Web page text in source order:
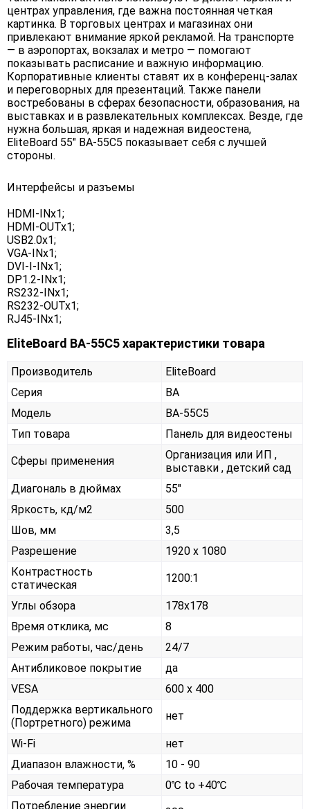
центрах управления, где важна постоянная четкая
картинка. В торговых центрах и магазинах они
привлекают внимание яркой рекламой. На транспорте
— в аэропортах, вокзалах и метро — помогают
показывать расписание и важную информацию.
Корпоративные клиенты ставят их в конференц-залах
и переговорных для презентаций. Также панели
востребованы в сферах безопасности, образования, на
выставках и в развлекательных комплексах. Везде, где
нужна большая, яркая и надежная видеостена,
EliteBoard 55" BA-55C5 показывает себя с лучшей
стороны.
Интерфейсы и разъемы
HDMI-INx1;
HDMI-OUTx1;
USB2.0x1;
VGA-INx1;
DVI-I-INx1;
DP1.2-INx1;
RS232-INx1;
RS232-OUTx1;
RJ45-INx1;
EliteBoard BA-55C5 характеристики товара
Производитель
EliteBoard
Серия
BA
Модель
BA-55C5
Тип товара
Панель для видеостены
Сферы применения
Организация или ИП ,
выставки , детский сад
Диагональ в дюймах
55"
Яркость, кд/м2
500
Шов, мм
3,5
Разрешение
1920 x 1080
Контрастность
статическая
1200:1
Углы обзора
178x178
Время отклика, мс
8
Режим работы, час/день
24/7
Антибликовое покрытие
да
VESA
600 x 400
Поддержка вертикального
(Портретного) режима
нет
Wi-Fi
нет
Диапазон влажности, %
10 - 90
Рабочая температура
0℃ to +40℃
Потребление энергии